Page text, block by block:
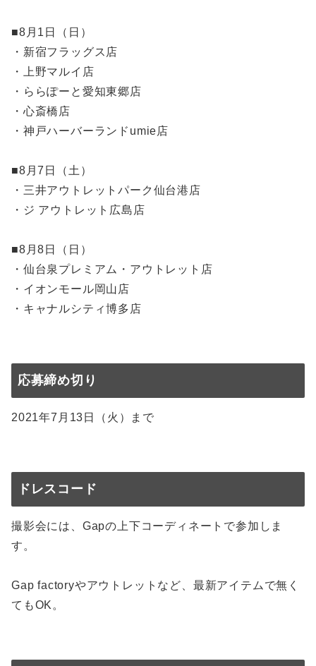
■8月1日（日）
・新宿フラッグス店
・上野マルイ店
・ららぽーと愛知東郷店
・心斎橋店
・神戸ハーバーランドumie店
■8月7日（土）
・三井アウトレットパーク仙台港店
・ジ アウトレット広島店
■8月8日（日）
・仙台泉プレミアム・アウトレット店
・イオンモール岡山店
・キャナルシティ博多店
応募締め切り
2021年7月13日（火）まで
ドレスコード
撮影会には、Gapの上下コーディネートで参加しま
す。
Gap factoryやアウトレットなど、最新アイテムで無く
てもOK。